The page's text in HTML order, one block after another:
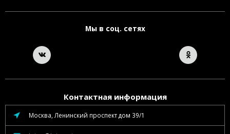
Мы в соц. сетях
Контактная информация
Москва, Ленинский проспект дом 39/1